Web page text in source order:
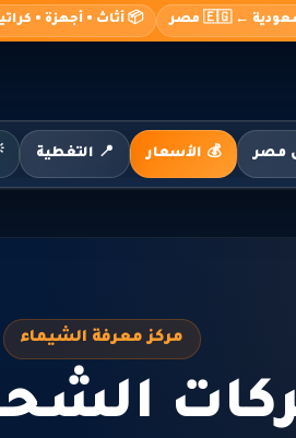
📦 أثاث • أجهزة •
💰 الأسعار 📍 التغطية
مركز معرفة الشيماء